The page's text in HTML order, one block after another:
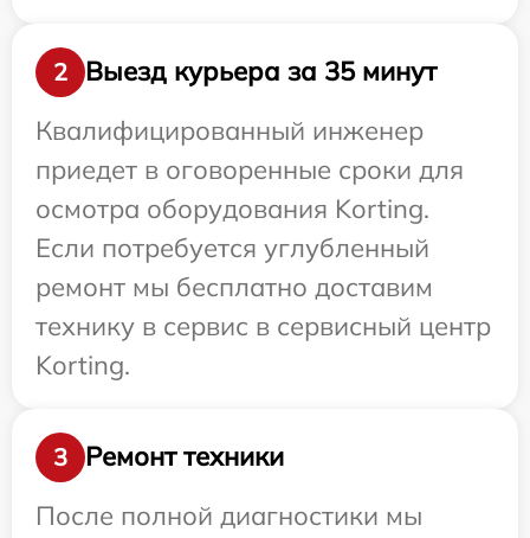
2
Выезд курьера за 35 минут
Квалифицированный инженер
приедет в оговоренные сроки для
осмотра оборудования Korting.
Если потребуется углубленный
ремонт мы бесплатно доставим
технику в сервис в сервисный центр
Korting.
3
Ремонт техники
После полной диагностики мы